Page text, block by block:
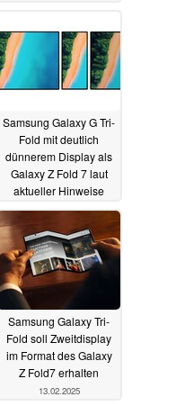
Samsung Galaxy G Tri-
Fold mit deutlich
dünnerem Display als
Galaxy Z Fold 7 laut
aktueller Hinweise
13.02.2025
Samsung Galaxy Tri-
Fold soll Zweitdisplay
im Format des Galaxy
Z Fold7 erhalten
13.02.2025